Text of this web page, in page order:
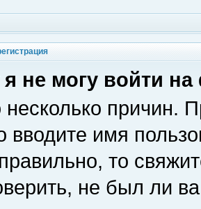
не могу войти
причин.
вводите имя
то
не был ли